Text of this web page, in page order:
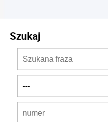
Szukaj